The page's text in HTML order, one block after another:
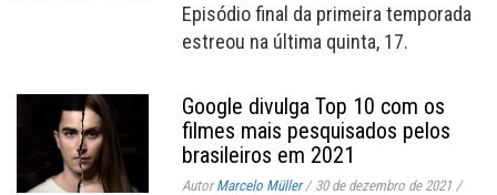
Episódio final da primeira temporada
estreou na última quinta, 17.
Google divulga Top 10 com os
filmes mais pesquisados pelos
brasileiros em 2021
AutorMarcelo Müller / 30 de dezembro de 2021 /